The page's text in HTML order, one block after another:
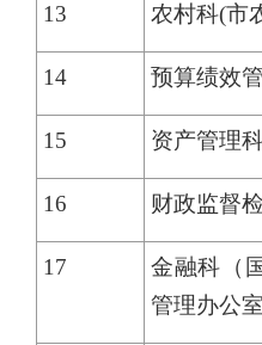
13 农村科(市
14 预算绩效
15 资产管理
16 财政监督
17
金融科（
管理办公室